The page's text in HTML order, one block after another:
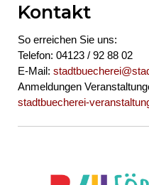
Kontakt
So erreichen Sie uns:
Telefon: 04123 / 92 88 02
E-Mail:
Anmeldungen
stadtbuecherei-